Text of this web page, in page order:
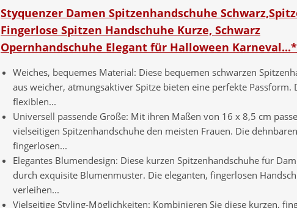
Styquenzer Damen Spitzenhandschuhe
Fingerlose Spitzen Handschuhe Kurze, Schwarz
Opernhandschuhe Elegant für Halloween Karneval...*
Weiches, bequemes Material: Diese bequemen schwarzen
aus weicher, atmungsaktiver Spitze bieten eine perfekte Passform.
flexiblen...
Universell passende Größe: Mit ihren Maßen von 16 x 8,5 cm
vielseitigen Spitzenhandschuhe den meisten Frauen. Die
fingerlosen...
Elegantes Blumendesign: Diese kurzen Spitzenhandschuhe für
durch exquisite Blumenmuster. Die eleganten, fingerlosen
verleihen...
Vielseitige Styling-Möglichkeiten: Kombinieren Sie diese kurzen,